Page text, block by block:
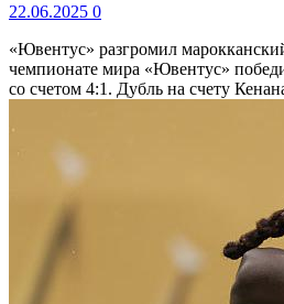
22.06.2025 0
«Ювентус» разгромил
чемпионате мира «Ювентус»
со счетом 4:1. Дубль на счету